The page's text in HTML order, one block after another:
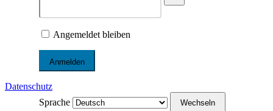
Angemeldet bleiben
Datenschutz
Sprache